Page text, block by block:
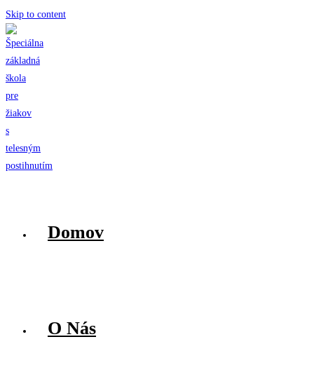
Skip to content
Domov
O Nás